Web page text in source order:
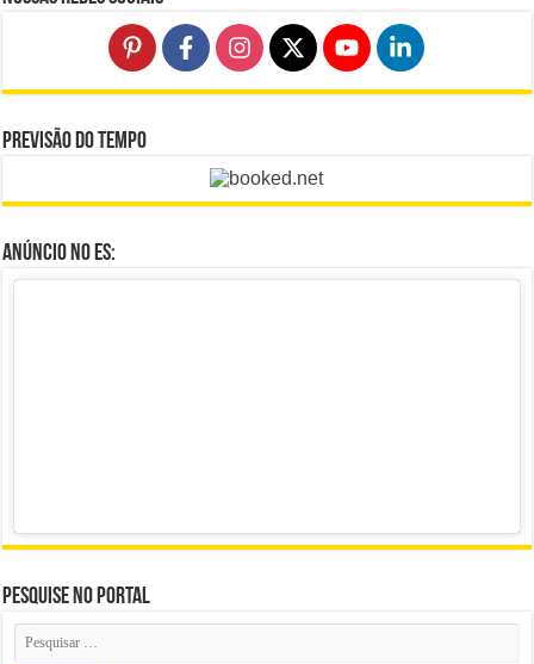
Previsão do Tempo
Anúncio no ES:
Pesquise no portal